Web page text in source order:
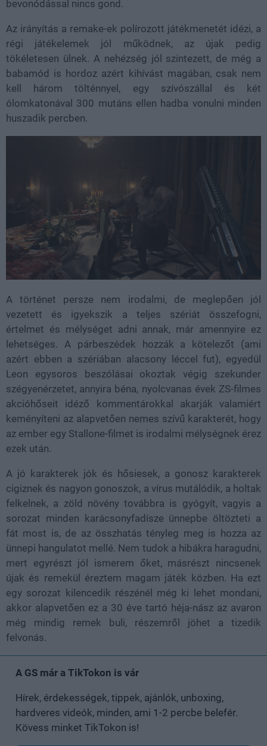
bevonódással nincs gond.
Az irányítás a remake-ek polírozott játékmenetét idézi, a
régi játékelemek jól működnek, az újak pedig
tökéletesen ülnek. A nehézség jól szintezett, de még a
babamód is hordoz azért kihívást magában, csak nem
kell három tölténnyel, egy szívószállal és két
ólomkatonával 300 mutáns ellen hadba vonulni minden
huszadik percben.
A történet persze nem irodalmi, de meglepően jól
vezetett és igyekszik a teljes szériát összefogni,
értelmet és mélységet adni annak, már amennyire ez
lehetséges. A párbeszédek hozzák a kötelezőt (ami
azért ebben a szériában alacsony léccel fut), egyedül
Leon egysoros beszólásai okoztak végig szekunder
szégyenérzetet, annyira béna, nyolcvanas évek ZS-filmes
akcióhőseit idéző kommentárokkal akarják valamiért
keményíteni az alapvetően nemes szívű karakterét, hogy
az ember egy Stallone-filmet is irodalmi mélységnek érez
ezek után.
A jó karakterek jók és hősiesek, a gonosz karakterek
cigiznek és nagyon gonoszok, a vírus mutálódik, a holtak
felkelnek, a zöld növény továbbra is gyógyít, vagyis a
sorozat minden karácsonyfadísze ünnepbe öltözteti a
fát most is, de az összhatás tényleg meg is hozza az
ünnepi hangulatot mellé. Nem tudok a hibákra haragudni,
mert egyrészt jól ismerem őket, másrészt nincsenek
újak és remekül éreztem magam játék közben. Ha ezt
egy sorozat kilencedik részénél még ki lehet mondani,
akkor alapvetően ez a 30 éve tartó héja-nász az avaron
még mindig remek buli, részemről jöhet a tizedik
felvonás.
A GS már a TikTokon is vár
Hírek, érdekességek, tippek, ajánlók, unboxing,
hardveres videók, minden, ami 1-2 percbe belefér.
Kövess minket TikTokon is!